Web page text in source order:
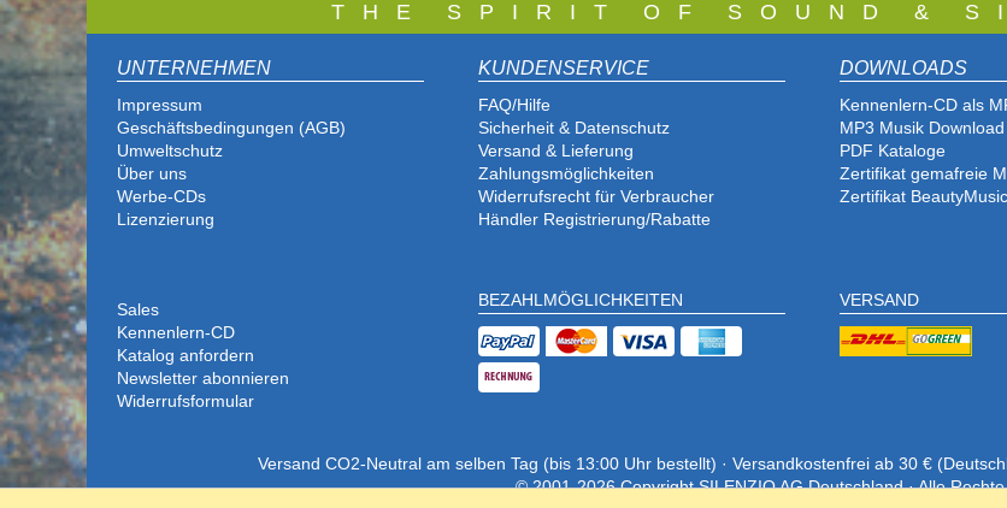
T H E S P I R I T O F S O U N D & S I
UNTERNEHMEN
Impressum
Geschäftsbedingungen (AGB)
Umweltschutz
Über uns
Werbe-CDs
Lizenzierung
KUNDENSERVICE
FAQ/Hilfe
Sicherheit & Datenschutz
Versand & Lieferung
Zahlungsmöglichkeiten
Widerrufsrecht für Verbraucher
Händler Registrierung/Rabatte
DOWNLOADS
Kennenlern-CD als
MP3 Musik Download
PDF Kataloge
Zertifikat gemafreie
Zertifikat BeautyMusic
Sales
Kennenlern-CD
Katalog anfordern
Newsletter abonnieren
Widerrufsformular
BEZAHLMÖGLICHKEITEN VERSAND
Versand CO2-Neutral am selben Tag (bis 13:00 Uhr bestellt) · Versandkostenfrei ab 30 €
© 2001-2026 Copyright SILENZIO AG Deutschland · Alle